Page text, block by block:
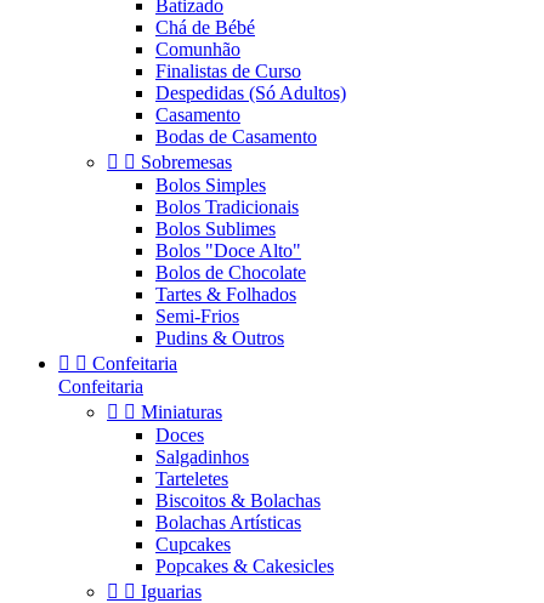
Batizado
Chá de Bébé
Comunhão
Finalistas de Curso
Despedidas (Só Adultos)
Casamento
Bodas de Casamento
  Sobremesas
Bolos Simples
Bolos Tradicionais
Bolos Sublimes
Bolos "Doce Alto"
Bolos de Chocolate
Tartes & Folhados
Semi-Frios
Pudins & Outros
  Confeitaria
Confeitaria
  Miniaturas
Doces
Salgadinhos
Tarteletes
Biscoitos & Bolachas
Bolachas Artísticas
Cupcakes
Popcakes & Cakesicles
  Iguarias